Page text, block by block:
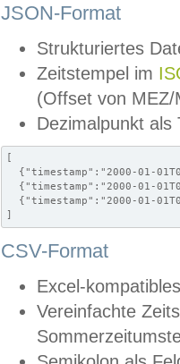
JSON-Format
Strukturiertes
Zeitstempel im
(Offset von MEZ/
Dezimalpunkt als
[
{"timestamp":"2000-01-
{"timestamp":"2000-01-
{"timestamp":"2000-01-
]
CSV-Format
Excel-
Vereinfachte